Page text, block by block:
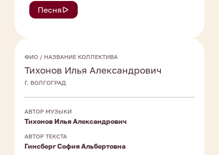
Песня
ФИО / НАЗВАНИЕ КОЛЛЕКТИВА
Тихонов Илья Александрович
Г. ВОЛГОГРАД
АВТОР МУЗЫКИ
Тихонов Илья Александрович
АВТОР ТЕКСТА
Гинсберг София Альбертовна